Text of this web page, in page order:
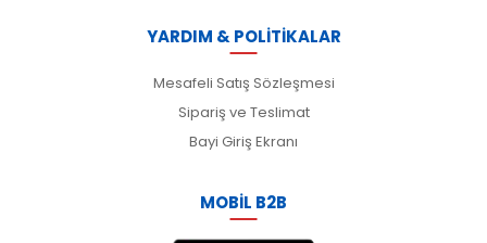
YARDIM & POLİTİKALAR
Mesafeli Satış Sözleşmesi
Sipariş ve Teslimat
Bayi Giriş Ekranı
MOBİL B2B